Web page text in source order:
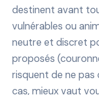
destinent avant
vulnérables ou
neutre et discret
proposés
risquent de ne pas
cas, mieux vaut